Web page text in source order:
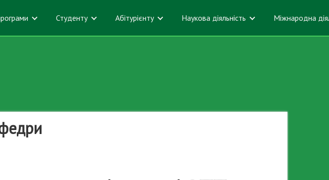
Студенту Абітурієнту Наукова діяльність Міжнародна